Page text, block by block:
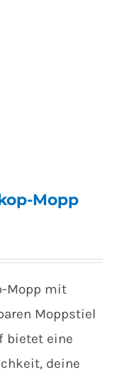
Mopp
Mopp mit
Moppstiel
bietet eine
deine